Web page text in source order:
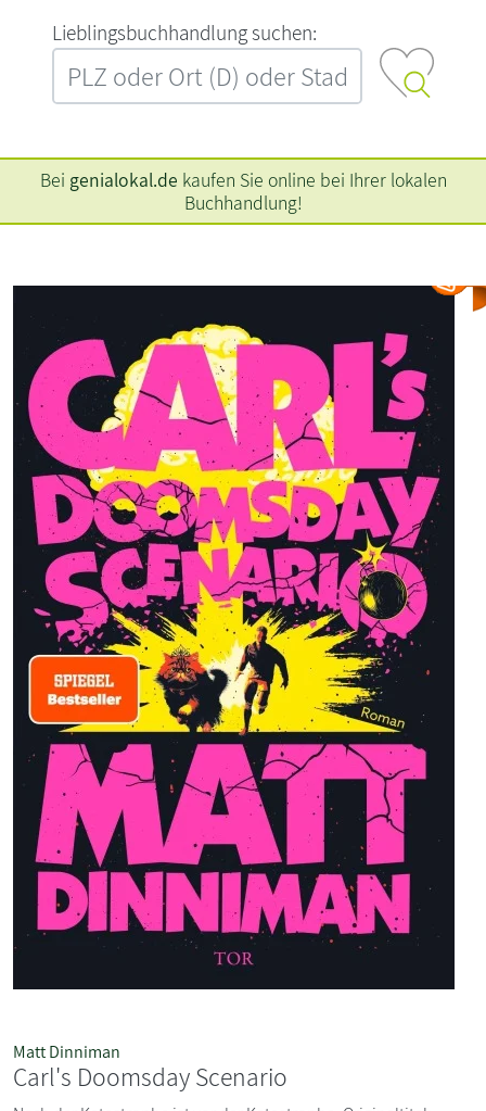
L‍i‍e‍b‍l‍i‍n‍g‍s‍b‍u‍c‍h‍h‍a‍n‍d‍l‍u‍n‍g‍ ‍s‍u‍c‍h‍e‍n‍:‍
Bei genialokal.de kaufen Sie online bei Ihrer lokalen
Buchhandlung!
Matt Dinniman
Carl's Doomsday Scenario